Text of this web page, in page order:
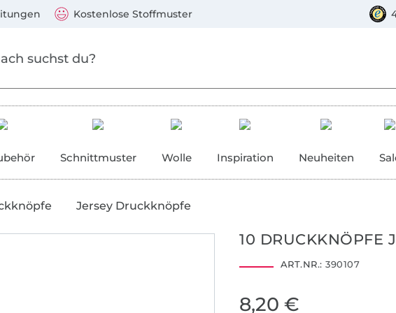
Kostenlose Stoffmuster
Schnittmuster Wolle Inspiration Neuheiten
Jersey Druckknöpfe
10 DRUCKKNÖPFE
ART.NR.: 390107
8,20 €
Mastercard, PayPal, Giropay, Kauf auf Rechnung, Vorkasse